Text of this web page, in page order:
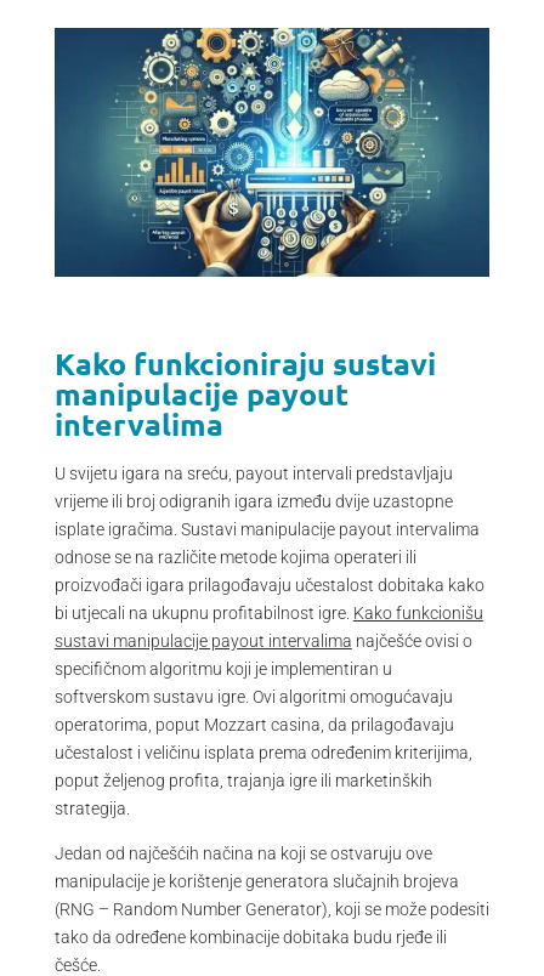
Kako funkcioniraju sustavi
manipulacije payout
intervalima
U svijetu igara na sreću, payout intervali predstavljaju
vrijeme ili broj odigranih igara između dvije uzastopne
isplate igračima. Sustavi manipulacije payout intervalima
odnose se na različite metode kojima operateri ili
proizvođači igara prilagođavaju učestalost dobitaka kako
bi utjecali na ukupnu profitabilnost igre. Kako funkcionišu
sustavi manipulacije payout intervalima najčešće ovisi o
specifičnom algoritmu koji je implementiran u
softverskom sustavu igre. Ovi algoritmi omogućavaju
operatorima, poput Mozzart casina, da prilagođavaju
učestalost i veličinu isplata prema određenim kriterijima,
poput željenog profita, trajanja igre ili marketinških
strategija.
Jedan od najčešćih načina na koji se ostvaruju ove
manipulacije je korištenje generatora slučajnih brojeva
(RNG – Random Number Generator), koji se može podesiti
tako da određene kombinacije dobitaka budu rjeđe ili
češće.